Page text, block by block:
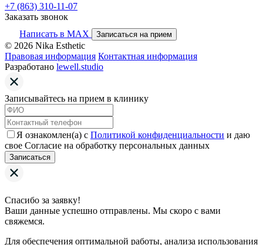
+7 (863) 310-11-07
Заказать звонок
Написать в MAX
Записаться на прием
© 2026 Nika Esthetic
Правовая информация Контактная информация
Разработано lewell.studio
Записывайтесь на прием в клинику
Я ознакомлен(а) с Политикой конфиденциальности и даю
свое Согласие на обработку персональных данных
Записаться
Спасибо за заявку!
Ваши данные успешно отправлены. Мы скоро с вами
свяжемся.
Для обеспечения оптимальной работы, анализа использования